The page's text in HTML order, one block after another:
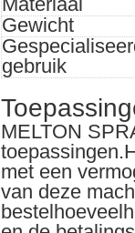
Gewicht
gebruik
MELTON
met een
van deze